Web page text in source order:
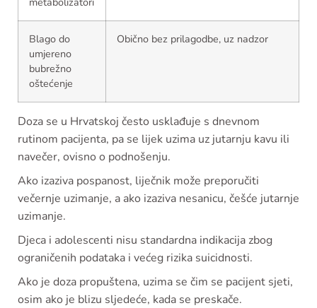
Blago do
umjereno
bubrežno
oštećenje
Obično bez prilagodbe, uz nadzor
Doza se u Hrvatskoj često usklađuje s dnevnom
rutinom pacijenta, pa se lijek uzima uz jutarnju kavu ili
navečer, ovisno o podnošenju.
Ako izaziva pospanost, liječnik može preporučiti
večernje uzimanje, a ako izaziva nesanicu, češće jutarnje
uzimanje.
Djeca i adolescenti nisu standardna indikacija zbog
ograničenih podataka i većeg rizika suicidnosti.
Ako je doza propuštena, uzima se čim se pacijent sjeti,
osim ako je blizu sljedeće, kada se preskače.